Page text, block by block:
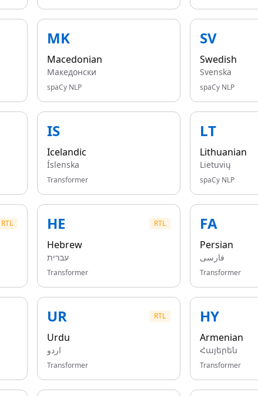
MK
Macedonian
Македонски
spaCy NLP
SV
Swedish
Svenska
spaCy NLP
IS
Icelandic
Íslenska
Transformer
LT
Lithuanian
Lietuvių
spaCy NLP
RTL HE RTL
Hebrew
עברית
Transformer
FA
Persian
فارسی
Transformer
UR RTL
Urdu
اردو
Transformer
HY
Armenian
Հայերեն
Transformer